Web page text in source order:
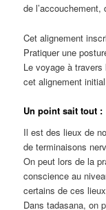
de
Cet alignement
Pratiquer une
Le voyage à
cet alignement
Un point sait tout :
Il est des lieux de
de terminaisons
On peut lors de la
conscience au
certains de ces
Dans tadasana, on